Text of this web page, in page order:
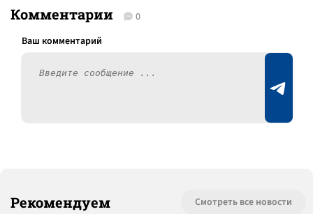
Комментарии 0
Рекомендуем Смотреть все новости